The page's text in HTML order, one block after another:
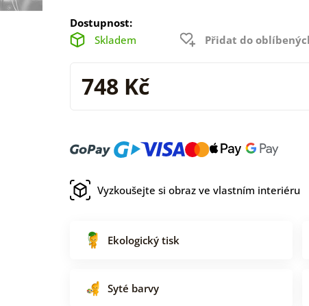
Dostupnost:
Skladem
Přidat do
748 Kč
Vyzkoušejte si obraz ve vlastním interiéru
Ekologický tisk
Syté barvy